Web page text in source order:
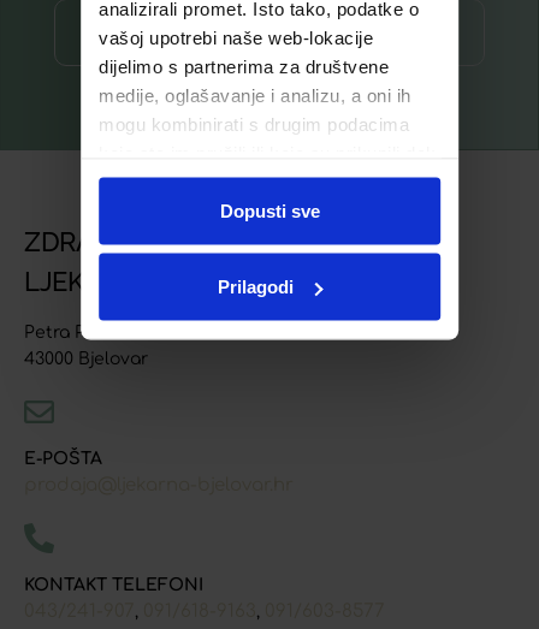
analizirali promet. Isto tako, podatke o
vašoj upotrebi naše web-lokacije
dijelimo s partnerima za društvene
medije, oglašavanje i analizu, a oni ih
mogu kombinirati s drugim podacima
ste upotrebljavali njihove usluge.
Dopusti sve
Prilagodi
Prijava ⟶
ZDRAVSTVENA USTANOVA
LJEKARNA BJELOVAR
Petra Preradovića 4
43000 Bjelovar
E-POŠTA
KONTAKT TELEFONI
, ,